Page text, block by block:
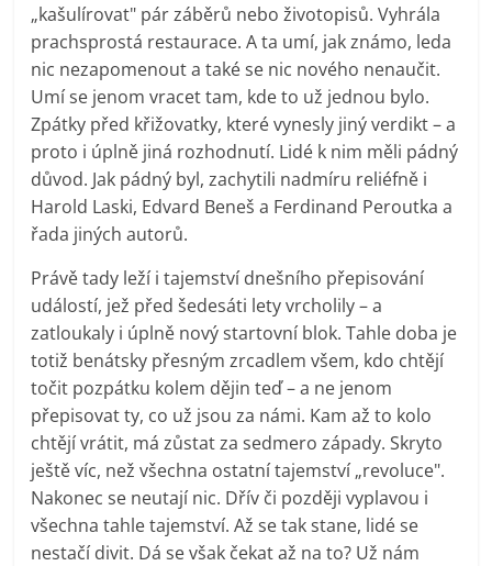
„kašulírovat" pár záběrů nebo životopisů. Vyhrála
prachsprostá restaurace. A ta umí, jak známo, leda
nic nezapomenout a také se nic nového nenaučit.
Umí se jenom vracet tam, kde to už jednou bylo.
Zpátky před křižovatky, které vynesly jiný verdikt – a
proto i úplně jiná rozhodnutí. Lidé k nim měli pádný
důvod. Jak pádný byl, zachytili nadmíru reliéfně i
Harold Laski, Edvard Beneš a Ferdinand Peroutka a
řada jiných autorů.
Právě tady leží i tajemství dnešního přepisování
událostí, jež před šedesáti lety vrcholily – a
zatloukaly i úplně nový startovní blok. Tahle doba je
totiž benátsky přesným zrcadlem všem, kdo chtějí
točit pozpátku kolem dějin teď – a ne jenom
přepisovat ty, co už jsou za námi. Kam až to kolo
chtějí vrátit, má zůstat za sedmero západy. Skryto
ještě víc, než všechna ostatní tajemství „revoluce".
Nakonec se neutají nic. Dřív či později vyplavou i
všechna tahle tajemství. Až se tak stane, lidé se
nestačí divit. Dá se však čekat až na to? Už nám